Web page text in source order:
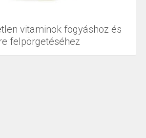
vitaminok fogyáshoz és
felpörgetéséhez